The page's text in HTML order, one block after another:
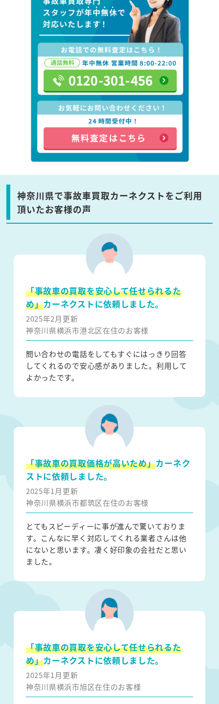
神奈川県で事故車買取カーネクストをご利用
頂いたお客様の声
「事故車の買取を安心して任せられるた
め」カーネクストに依頼しました。
2025年2月更新
神奈川県横浜市港北区在住のお客様
問い合わせの電話をしてもすぐにはっきり回答
してくれるので安心感がありました。利用して
よかったです。
「事故車の買取価格が高いため」カーネク
ストに依頼しました。
2025年1月更新
神奈川県横浜市都筑区在住のお客様
とてもスピーディーに事が進んで驚いておりま
す。こんなに早く対応してくれる業者さんは他
にないと思います。凄く好印象の会社だと思い
ました。
「事故車の買取を安心して任せられるた
め」カーネクストに依頼しました。
2025年1月更新
神奈川県横浜市旭区在住のお客様